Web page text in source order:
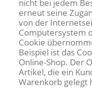
nicht bei jedem
erneut seine
von der
Computersystem
Cookie
Beispiel ist das
Online-Shop. Der
Artikel, die ein
Warenkorb gelegt